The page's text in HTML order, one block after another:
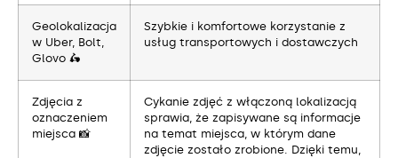
Geolokalizacja
w Uber, Bolt,
Glovo 🛵
Szybkie i komfortowe korzystanie z
usług transportowych i dostawczych
Zdjęcia z
oznaczeniem
miejsca 📸
Cykanie zdjęć z włączoną lokalizacją
sprawia, że zapisywane są informacje
na temat miejsca, w którym dane
zdjęcie zostało zrobione. Dzięki temu,